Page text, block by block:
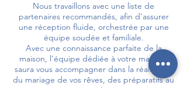
Nous travaillons avec une liste de
partenaires recommandés, afin d'assurer
une réception fluide, orchestrée par une
équipe soudée et familiale.
Avec une connaissance parfaite de la
maison, l'équipe dédiée à votre mariage
saura vous accompagner dans la réalisation
du mariage de vos rêves, des préparatifs au
jour-J.